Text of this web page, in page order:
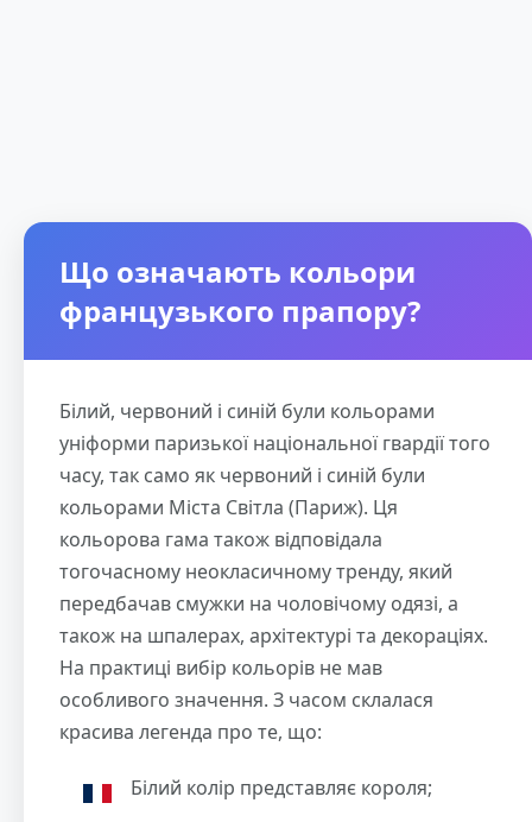
Що означають кольори
французького прапору?
Білий, червоний і синій були кольорами
уніформи паризької національної гвардії того
часу, так само як червоний і синій були
кольорами Міста Світла (Париж). Ця
кольорова гама також відповідала
тогочасному неокласичному тренду, який
передбачав смужки на чоловічому одязі, а
також на шпалерах, архітектурі та декораціях.
На практиці вибір кольорів не мав
особливого значення. З часом склалася
красива легенда про те, що:
Білий колір представляє короля;